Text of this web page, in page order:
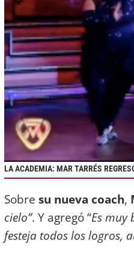
LA ACADEMIA: MAR TARRÉS
Sobre su nueva coach,
cielo”. Y agregó “Es muy
festeja todos los logros,